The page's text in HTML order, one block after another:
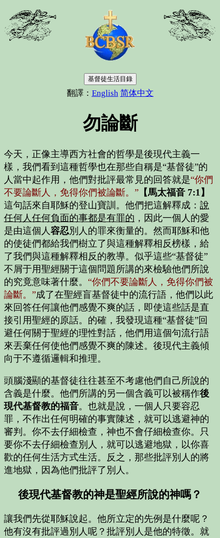
基督徒生活目錄
翻譯： English 简体中文
勿論斷
今天，正像主導西方社會的哲學是後現代主義一
樣，我們看到這種哲學也在那些自稱是“基督徒”的
人當中起作用，他們對批評最常見的回答就是“你們
不要論斷人，免得你們被論斷。” 【馬太福音 7:1】
這句話來自耶穌的登山寶訓。他們把這解釋成： 說
任何人任何負面的事都是有罪的 ，因此一個人的愛
是由這個人容忍別人的罪來衡量的。然而耶穌和他
的使徒們都給我們樹立了與這種解釋相反榜樣，給
了我們與這種解釋相反的教導。似乎這些“基督徒”
不屑于用聖經關于這個問題所講的來檢驗他們所說
的究竟意味著什麼。 “你們不要論斷人，免得你們被
論斷。”成了在聖經盲基督徒中的流行語，他們以此
來回答任何讓他們感覺不爽的話，即使這些話是直
接引用聖經的原話。的確，我發現這種“基督徒”回
避任何關于聖經的理性對話，他們用這個句流行語
來丟棄任何使他們感覺不爽的陳述。後現代主義傾
向于不遵循邏輯和推理。
頭腦淺顯的基督徒往往甚至不考慮他們自己所說的
含義是什麼。他們所講的另一個含義可以被稱作後
現代基督教的福音。也就是說，一個人只要容忍
罪，不作出任何明確的事實陳述，就可以逃避神的
審判。你不去仔細檢查，神也不會仔細檢查你。只
要你不去仔細檢查別人，就可以逃避地獄，以你喜
歡的任何生活方式生活。反之，那些批評別人的將
進地獄，因為他們批評了別人。
後現代基督教的神是聖經所說的神嗎？
讓我們先從耶穌說起。他所立定的先例是什麼呢？
他有沒有批評過別人呢？批評別人是他的特徵。就